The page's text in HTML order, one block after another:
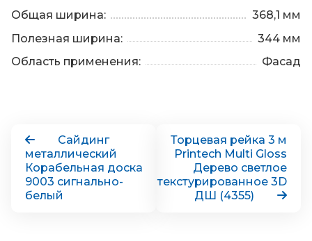
Общая ширина:
368,1 мм
Полезная ширина:
344 мм
Область применения:
Фасад
Сайдинг
металлический
Корабельная доска
9003 сигнально-
белый
Торцевая рейка 3 м
Printech Multi Gloss
Дерево светлое
текстурированное 3D
ДШ (4355)